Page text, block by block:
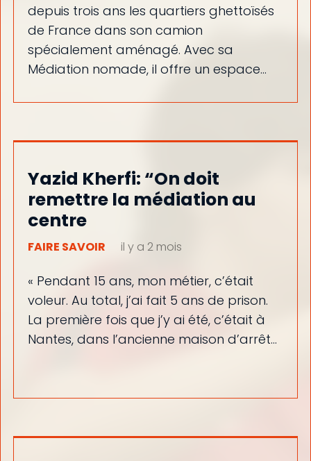
depuis trois ans les quartiers ghettoïsés
de France dans son camion
spécialement aménagé. Avec sa
Médiation nomade, il offre un espace…
Yazid Kherfi: “On doit
remettre la médiation au
centre
FAIRE SAVOIR il y a 2 mois
« Pendant 15 ans, mon métier, c’était
voleur. Au total, j’ai fait 5 ans de prison.
La première fois que j’y ai été, c’était à
Nantes, dans l’ancienne maison d’arrêt…